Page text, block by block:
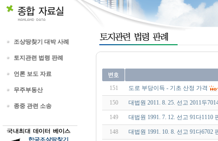
조상땅찾기 대박 사례
토지관련 법령 판례
언론 보도 자료
무주부동산
종중 관련 소송
151 도로 부당이득 - 기초 산정 가격
150 대법원 2011. 8. 25. 선고 2011두
149 대법원 1991. 7. 12. 선고 91다
148 대법원 1991. 10. 8. 선고 91다